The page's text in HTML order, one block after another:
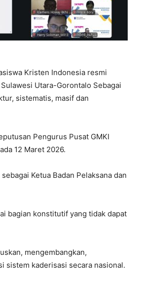
Kristen Indonesia resmi
Utara-Gorontalo Sebagai
sistematis, masif dan
Pengurus Pusat GMKI
12 Maret 2026.
Ketua Badan Pelaksana dan
bagian konstitutif yang tidak dapat
mengembangkan,
sistem kaderisasi secara nasional.